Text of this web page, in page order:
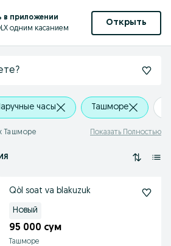
в приложении
одним касанием
Открыть
часы Ташморе
Ташморе Показать Полностью
Qòl soat va blakuzuk
Новый
95 000 сум
Ташморе